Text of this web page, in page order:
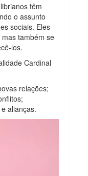
têm
o assunto
sociais. Eles
também se
los.
Cardinal
relações;
alianças.